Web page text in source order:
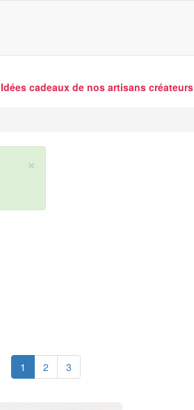
Idées cadeaux de nos artisans créateurs
×
1 2 3